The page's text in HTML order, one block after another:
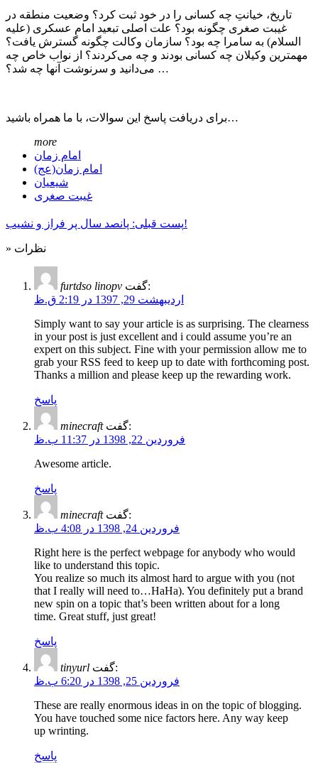
تاریخ، خیانتِ چه کسانی را در خود ثبت کرد؟ وضعیت منطقه در
غیبت صغری چگونه بود؟ علت اصلی تبعید امام عسکری (علیه
السلام) به سامرا چه بود؟ سازمان وکالت چگونه گسترش یافت؟
مهمترین وکیلان چه کسانی بودند و چه می‌کردند؟ از نواب خاص چه
می‌دانید و سرنوشت آنها چه شد؟ …
برای دریافت پاسخ این سوالات، با ما همراه باشید…
more
امام زمان
امام زمان(عج)
شیعیان
غیبت صغری
پست قبلی: پانصد سال پر فراز و نشیب!
» نظرات
furtdso linopv
گفت:
اردیبهشت 29, 1397 در 2:19 ق.ظ
Simply want to say your article is as surprising. The clearness
in your post is just excellent and i could assume you’re an
expert on this subject. Fine with your permission allow me to
grab your RSS feed to keep up to date with forthcoming post.
Thanks a million and please keep up the rewarding work.
پاسخ
minecraft
گفت:
فروردین 22, 1398 در 11:37 ب.ظ
Awesome article.
پاسخ
minecraft
گفت:
فروردین 24, 1398 در 4:08 ب.ظ
Right here is the perfect webpage for anybody who would
like to understand this topic.
You realize so much its almost hard to argue with you (not
that I really will need to…HaHa). You definitely put a brand
new spin on a topic that’s been written about for a long
time. Great stuff, just great!
پاسخ
tinyurl
گفت:
فروردین 25, 1398 در 6:20 ب.ظ
These are really enormous ideas in on the topic of blogging.
You have touched some nice factors here. Any way keep
up wrinting.
پاسخ